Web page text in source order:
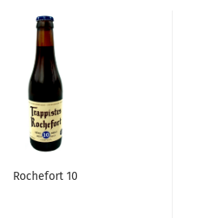
Rochefort 10